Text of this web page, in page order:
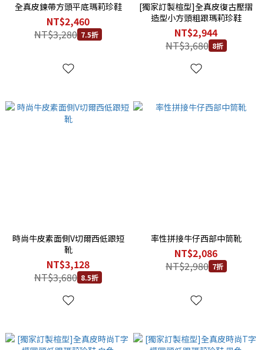
全真皮鍊帶方頭平底瑪莉珍鞋
NT$2,460
NT$3,280 7.5折
[獨家訂製楦型]全真皮復古壓摺
造型小方頭粗跟瑪莉珍鞋
NT$2,944
NT$3,680 8折
時尚牛皮素面側V切爾西低跟短
靴
NT$3,128
NT$3,680 8.5折
率性拼接牛仔西部中筒靴
NT$2,086
NT$2,980 7折